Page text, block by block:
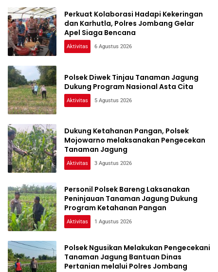
Perkuat Kolaborasi Hadapi Kekeringan
dan Karhutla, Polres Jombang Gelar
Apel Siaga Bencana
Aktivitas 6 Agustus 2026
Polsek Diwek Tinjau Tanaman Jagung
Dukung Program Nasional Asta Cita
Aktivitas 5 Agustus 2026
Dukung Ketahanan Pangan, Polsek
Mojowarno melaksanakan Pengecekan
Tanaman Jagung
Aktivitas 3 Agustus 2026
Personil Polsek Bareng Laksanakan
Peninjauan Tanaman Jagung Dukung
Program Ketahanan Pangan
Aktivitas 1 Agustus 2026
Polsek Ngusikan Melakukan Pengecekani
Tanaman Jagung Bantuan Dinas
Pertanian melalui Polres Jombang